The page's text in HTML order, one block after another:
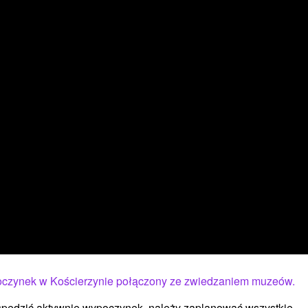
w Kościerzynie połączony ze zwiedzaniem muzeów.